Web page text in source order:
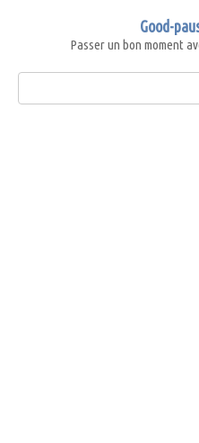
Good-
Passer un bon moment
Search: